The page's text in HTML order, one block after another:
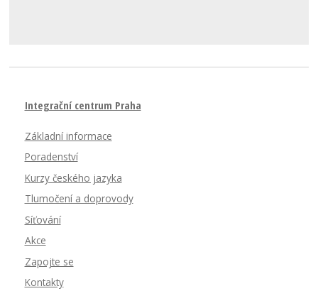
Integrační centrum Praha
Základní informace
Poradenství
Kurzy českého jazyka
Tlumočení a doprovody
Síťování
Akce
Zapojte se
Kontakty